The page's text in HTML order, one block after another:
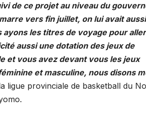
de ce projet au niveau du
vers fin juillet, on lui avait aussi
ayons les titres de voyage pour aller
aussi une dotation des jeux de
et vous avez devant vous les jeux
et masculine, nous disons
ligue provinciale de basketball du